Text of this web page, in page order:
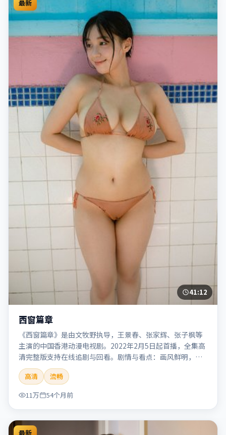
最新
41:12
西窗篇章
《西窗篇章》是由文牧野执导，王景春、张家辉、张子枫等
主演的中国香港动漫电视剧。2022年2月5日起首播，全集高
清完整版支持在线追剧与回看。剧情与看点：画风鲜明，想
象力丰富，剧情适合青少年与动画爱好者。本片适合检索
「西窗篇章」「文牧野」「动漫」「中国香港」「2022」
「2022-02-05上映」等关键词的影迷阅读简介与主创信息。
高清
流畅
11万
54个月前
最新